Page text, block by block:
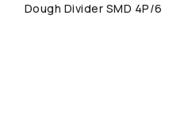
Dough Divider SMD 4P/6